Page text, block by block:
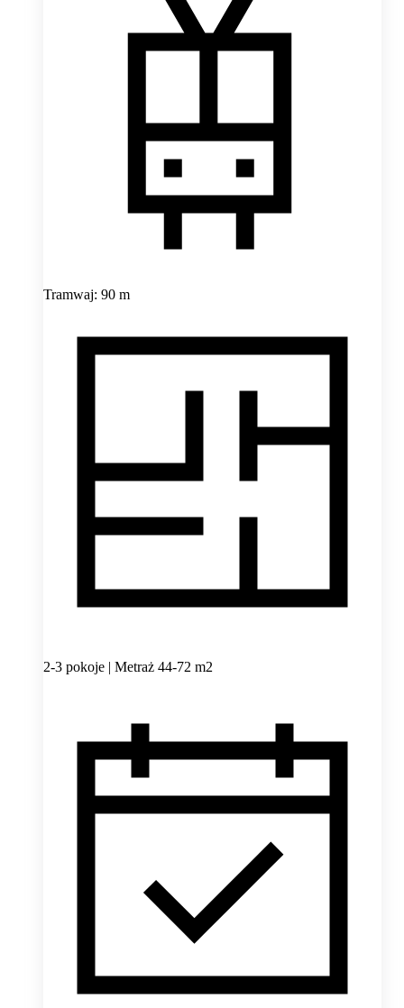
Tramwaj: 90 m
2-3 pokoje | Metraż 44-72 m2